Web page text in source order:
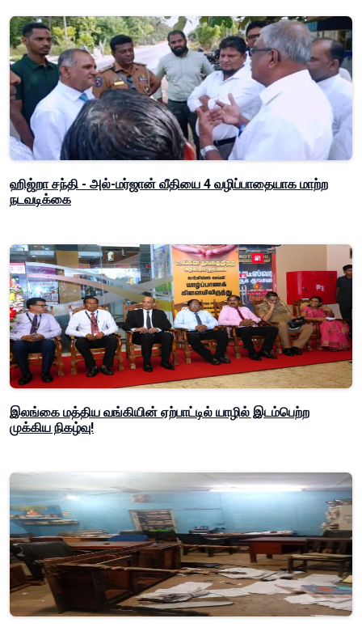
ஹிஜ்றா சந்தி - அல்-மர்ஜான் வீதியை 4 வழிப்பாதையாக மாற்ற
நடவடிக்கை
இலங்கை மத்திய வங்கியின் ஏற்பாட்டில் யாழில் இடம்பெற்ற
முக்கிய நிகழ்வு!